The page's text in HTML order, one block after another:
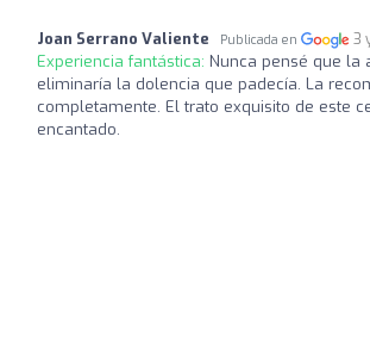
Joan Serrano Valiente Publicada en 3
Experiencia fantástica: Nunca pensé que la
eliminaría la dolencia que padecía. La
completamente. El trato exquisito de este
encantado.